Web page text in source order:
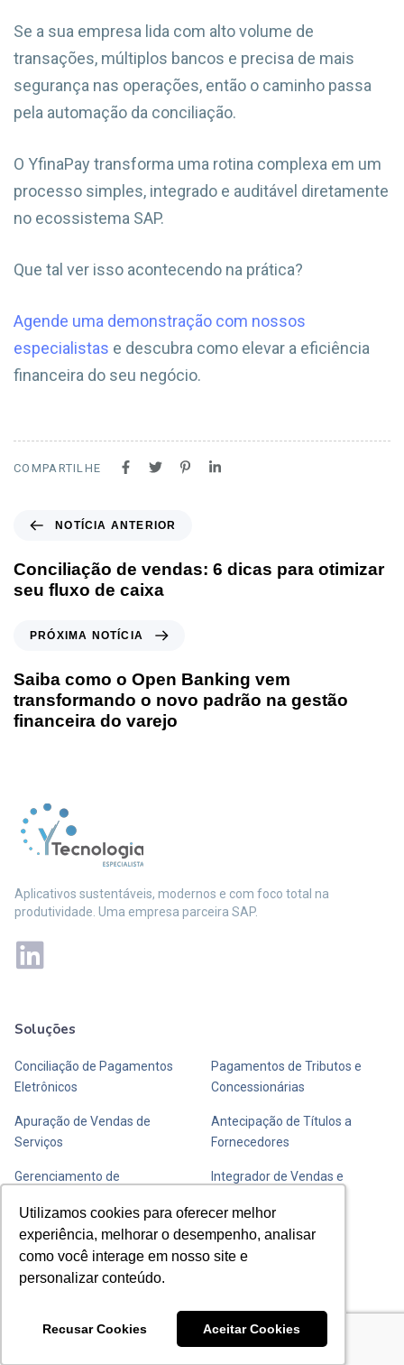
Utilizamos cookies para oferecer melhor
experiência, melhorar o desempenho, analisar
como você interage em nosso site e
personalizar conteúdo.
Recusar Cookies Aceitar Cookies
Utilizamos cookies para oferecer melhor
experiência, melhorar o desempenho, analisar
como você interage em nosso site e
personalizar conteúdo.
Recusar Cookies Aceitar Cookies
Se a sua empresa lida com alto volume de
transações, múltiplos bancos e precisa de mais
segurança nas operações, então o caminho passa
pela automação da conciliação.
O YfinaPay transforma uma rotina complexa em um
processo simples, integrado e auditável diretamente
no ecossistema SAP.
Que tal ver isso acontecendo na prática?
Agende uma demonstração com nossos
especialistas e descubra como elevar a eficiência
financeira do seu negócio.
COMPARTILHE
NOTÍCIA ANTERIOR
Conciliação de vendas: 6 dicas para otimizar
seu fluxo de caixa
PRÓXIMA NOTÍCIA
Saiba como o Open Banking vem
transformando o novo padrão na gestão
financeira do varejo
Aplicativos sustentáveis, modernos e com foco total na
produtividade. Uma empresa parceira SAP.
Soluções
Conciliação de Pagamentos
Eletrônicos
Apuração de Vendas de
Serviços
Gerenciamento de
Pagamentos de Tributos e
Concessionárias
Antecipação de Títulos a
Fornecedores
Integrador de Vendas e
Entre em contato com a Y
Saiba como chegar